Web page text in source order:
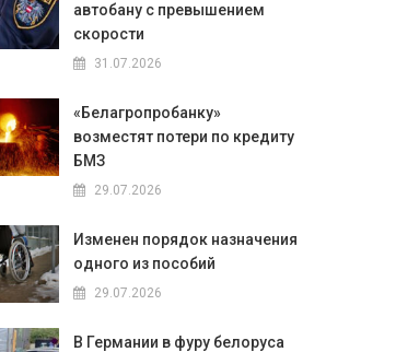
автобану с превышением
скорости
31.07.2026
«Белагропробанку»
возместят потери по кредиту
БМЗ
29.07.2026
Изменен порядок назначения
одного из пособий
29.07.2026
В Германии в фуру белоруса